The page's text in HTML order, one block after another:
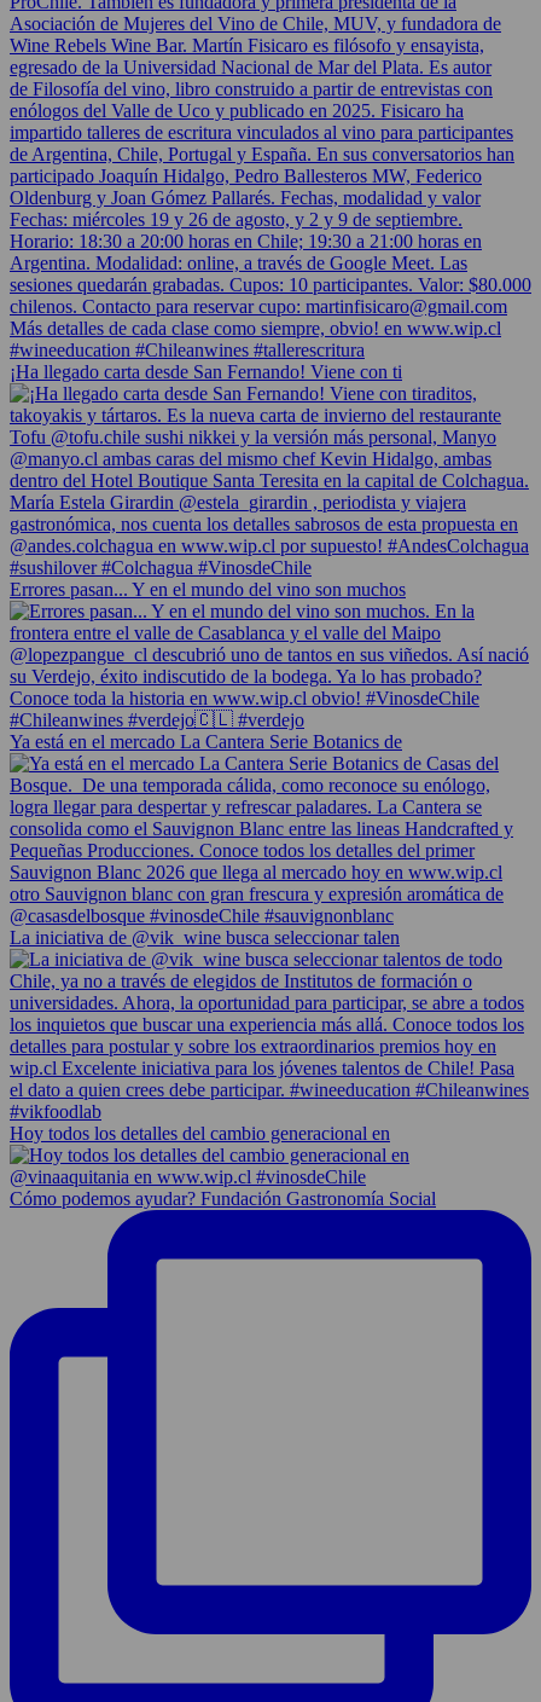
¡Ha llegado carta desde San Fernando! Viene con ti
Errores pasan... Y en el mundo del vino son muchos
Ya está en el mercado La Cantera Serie Botanics de
La iniciativa de @vik_wine busca seleccionar talen
Hoy todos los detalles del cambio generacional en
Cómo podemos ayudar? Fundación Gastronomía Social